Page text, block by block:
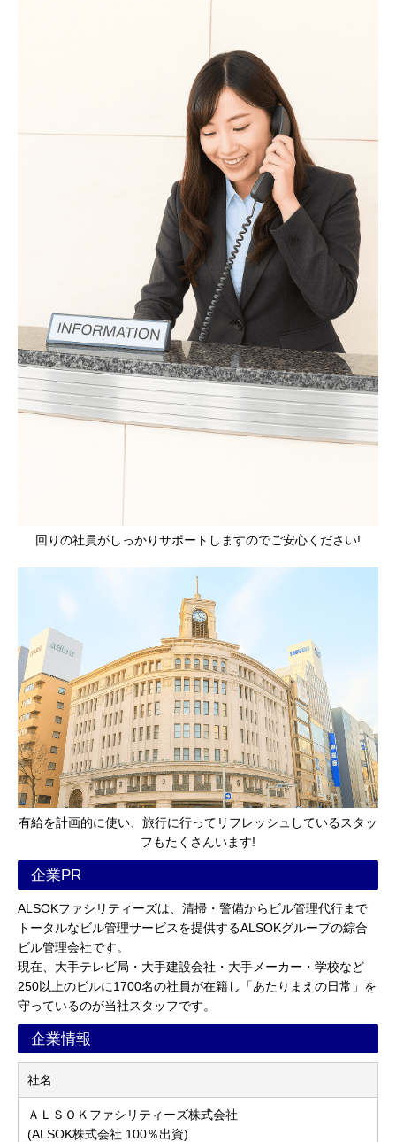
回りの社員がしっかりサポートしますのでご安心ください!
有給を計画的に使い、旅行に行ってリフレッシュしているスタッ
フもたくさんいます!
企業PR
ALSOKファシリティーズは、清掃・警備からビル管理代行まで
トータルなビル管理サービスを提供するALSOKグループの綜合
ビル管理会社です。
現在、大手テレビ局・大手建設会社・大手メーカー・学校など
250以上のビルに1700名の社員が在籍し「あたりまえの日常」を
守っているのが当社スタッフです。
企業情報
社名
ＡＬＳＯＫファシリティーズ株式会社
(ALSOK株式会社 100％出資)